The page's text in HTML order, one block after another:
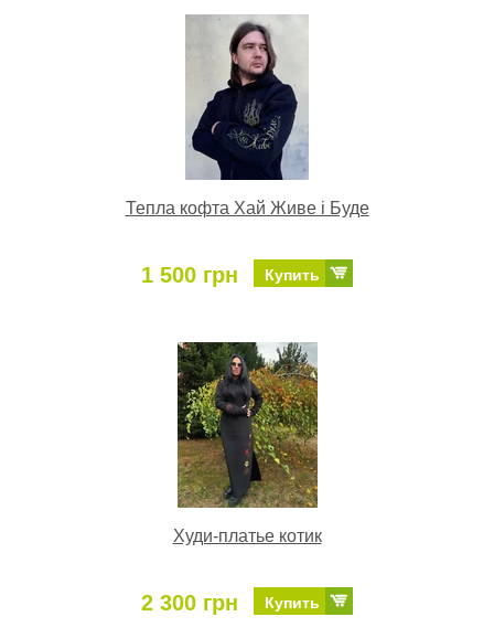
Тепла кофта Хай Живе і Буде
1 500 грн Купить
Худи-платье котик
2 300 грн Купить